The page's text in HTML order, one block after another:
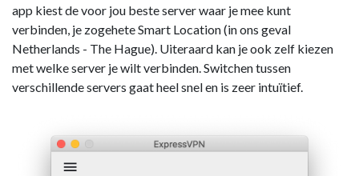
app kiest de voor jou beste server waar je mee kunt
verbinden, je zogehete Smart Location (in ons geval
Netherlands - The Hague). Uiteraard kan je ook zelf kiezen
met welke server je wilt verbinden. Switchen tussen
verschillende servers gaat heel snel en is zeer intuïtief.